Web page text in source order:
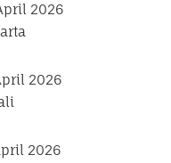
2026
2026
2026